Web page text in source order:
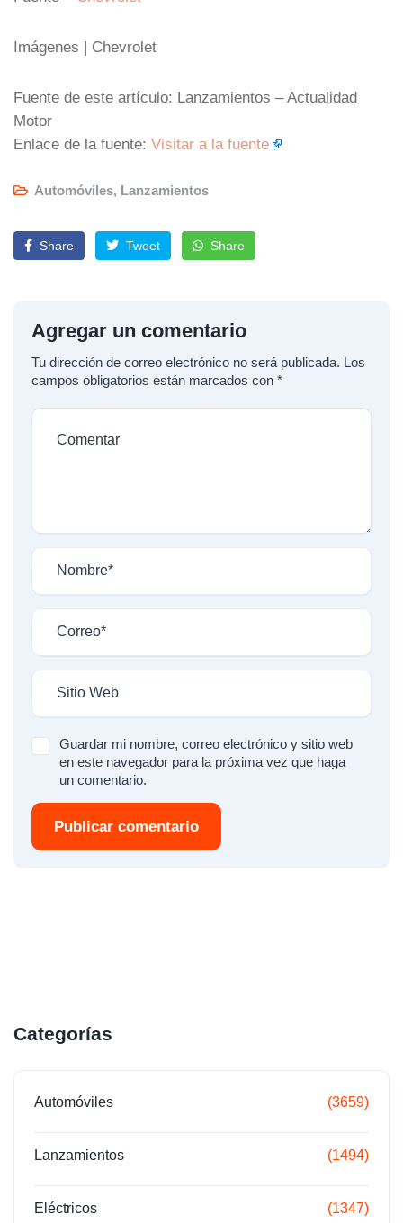
Imágenes | Chevrolet
Fuente de este artículo: Lanzamientos – Actualidad
Motor
Enlace de la fuente: Visitar a la fuente
Automóviles, Lanzamientos
Share Tweet Share
Agregar un comentario
Tu dirección de correo electrónico no será publicada. Los
campos obligatorios están marcados con *
Guardar mi nombre, correo electrónico y sitio web
en este navegador para la próxima vez que haga
un comentario.
Publicar comentario
Categorías
Automóviles (3659)
Lanzamientos (1494)
Eléctricos (1347)